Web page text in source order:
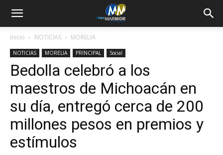
Inicio NOTICIAS MORELIA
NOTICIAS MORELIA PRINCIPAL Social
Bedolla celebró a los
maestros de Michoacán en
su día, entregó cerca de 200
millones pesos en premios y
estímulos